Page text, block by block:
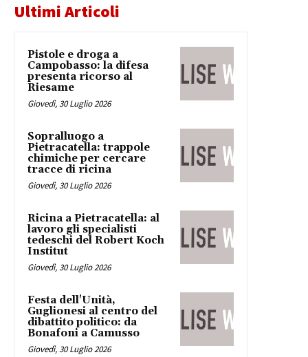
Ultimi Articoli
Pistole e droga a
Campobasso: la difesa
presenta ricorso al
Riesame
Giovedì, 30 Luglio 2026
Sopralluogo a
Pietracatella: trappole
chimiche per cercare
tracce di ricina
Giovedì, 30 Luglio 2026
Ricina a Pietracatella: al
lavoro gli specialisti
tedeschi del Robert Koch
Institut
Giovedì, 30 Luglio 2026
Festa dell'Unità,
Guglionesi al centro del
dibattito politico: da
Bonafoni a Camusso
Giovedì, 30 Luglio 2026